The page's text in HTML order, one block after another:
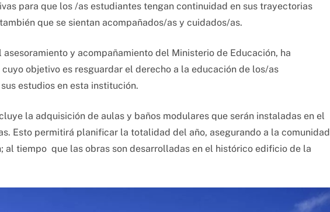
para que los /as estudiantes tengan continuidad en sus trayectorias
que se sientan acompañados/as y cuidados/as.
y acompañamiento del Ministerio de Educación, ha
objetivo es resguardar el derecho a la educación de los/as
estudios en esta institución.
la adquisición de aulas y baños modulares que serán instaladas en el
Esto permitirá planificar la totalidad del año, asegurando a la comunidad
al tiempo que las obras son desarrolladas en el histórico edificio de la